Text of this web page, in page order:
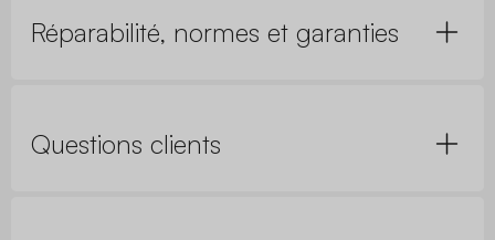
Réparabilité, normes et garanties
Questions clients